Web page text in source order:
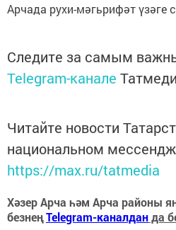
Арчада рухи-мәгьрифәт үзәге
Следите за самым
Telegram-канале
Читайте новости
национальном
https://max.ru/tatmedia
Хәзер Арча һәм Арча районы
безнеңTelegram-каналданда